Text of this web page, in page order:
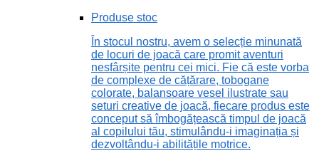
Produse stoc
În stocul nostru, avem o selecție minunată
de locuri de joacă care promit aventuri
nesfârșite pentru cei mici. Fie că este vorba
de complexe de cățărare, tobogane
colorate, balansoare vesel ilustrate sau
seturi creative de joacă, fiecare produs este
conceput să îmbogățească timpul de joacă
al copilului tău, stimulându-i imaginația și
dezvoltându-i abilitățile motrice.